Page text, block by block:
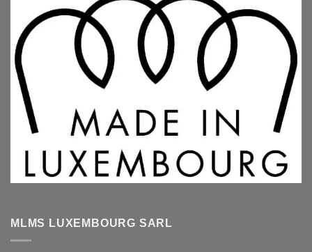
MLMS LUXEMBOURG SARL